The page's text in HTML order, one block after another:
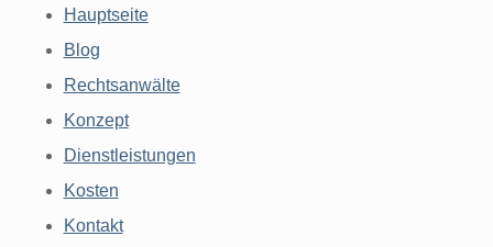
Hauptseite
Blog
Rechtsanwälte
Konzept
Dienstleistungen
Kosten
Kontakt